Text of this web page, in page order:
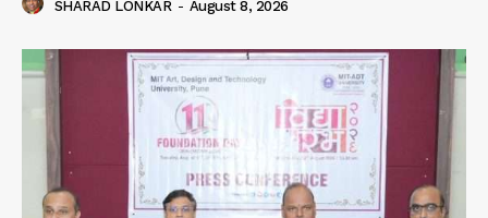
SHARAD LONKAR - August 8, 2026